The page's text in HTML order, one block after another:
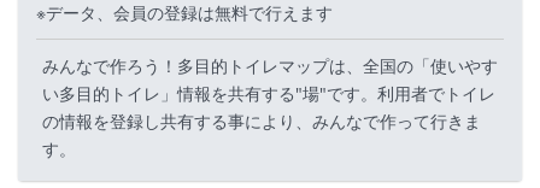
※データ、会員の登録は無料で行えます
みんなで作ろう！多目的トイレマップは、全国の「使いやす
い多目的トイレ」情報を共有する"場"です。利用者でトイレ
の情報を登録し共有する事により、みんなで作って行きま
す。